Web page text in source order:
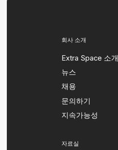
회사 소개
Extra Space 소개
뉴스
채용
문의하기
지속가능성
자료실